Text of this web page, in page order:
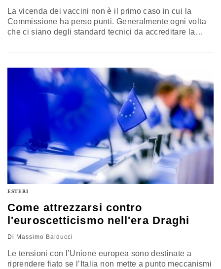
La vicenda dei vaccini non è il primo caso in cui la
Commissione ha perso punti. Generalmente ogni volta
che ci siano degli standard tecnici da accreditare la
l’Europa
ESTERI
Come attrezzarsi contro
l'euroscetticismo nell'era Draghi
Di Massimo Balducci
Le tensioni con l’Unione europea sono destinate a
riprendere fiato se l’Italia non mette a punto meccanismi